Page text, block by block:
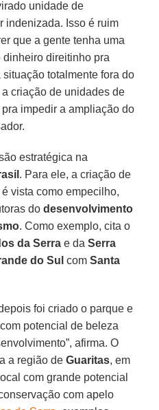
unidade de
indenizada. Isso é ruim
que a gente tenha uma
dinheiro direitinho pra
totalmente fora do
criação de unidades de
impedir a ampliação do
estratégica na
. Para ele, a criação de
vista como empecilho,
dodesenvolvimento
. Como exemplo, cita o
da Serra e daSerra
do Sul comSanta
foi criado o parque e
potencial de beleza
afirma. O
a região deGuaritas, em
com grande potencial
com apelo